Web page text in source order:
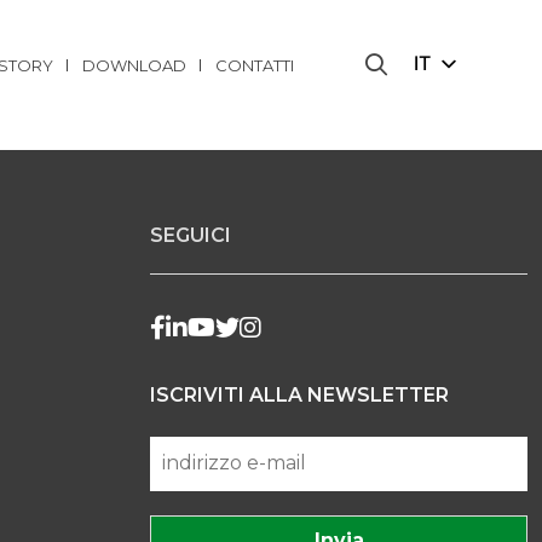
DOWNLOAD CONTATTI IT
xH68.9 “
SEGUICI
ISCRIVITI ALLA NEWSLETTER